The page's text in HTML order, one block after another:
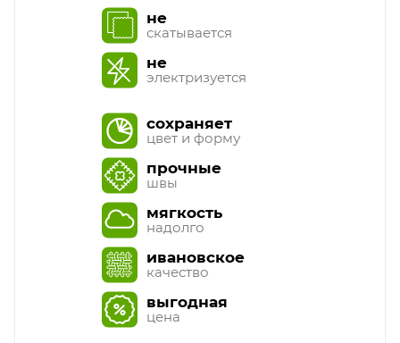
не
скатывается
не
электризуется
сохраняет
цвет и форму
прочные
швы
мягкость
надолго
ивановское
качество
выгодная
цена